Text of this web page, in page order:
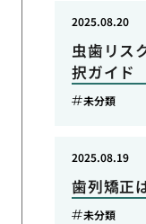
虫歯リス
択ガイド
2025.08.20
未分類
歯列矯正
2025.08.19
未分類